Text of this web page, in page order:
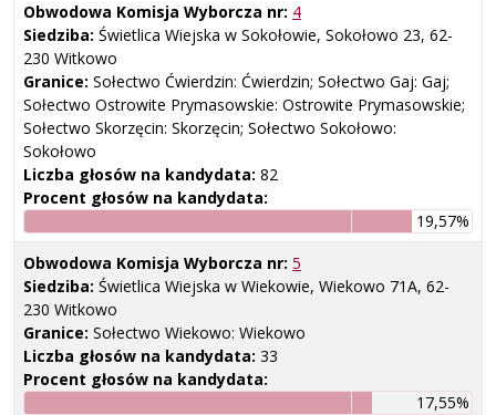
Obwodowa Komisja Wyborcza nr: 4
Siedziba: Świetlica Wiejska w Sokołowie, Sokołowo 23, 62-
230 Witkowo
Granice: Sołectwo Ćwierdzin: Ćwierdzin; Sołectwo Gaj: Gaj;
Sołectwo Ostrowite Prymasowskie: Ostrowite Prymasowskie;
Sołectwo Skorzęcin: Skorzęcin; Sołectwo Sokołowo:
Sokołowo
Liczba głosów na kandydata: 82
Procent głosów na kandydata:
19,57%
Obwodowa Komisja Wyborcza nr: 5
Siedziba: Świetlica Wiejska w Wiekowie, Wiekowo 71A, 62-
230 Witkowo
Granice: Sołectwo Wiekowo: Wiekowo
Liczba głosów na kandydata: 33
Procent głosów na kandydata:
17,55%